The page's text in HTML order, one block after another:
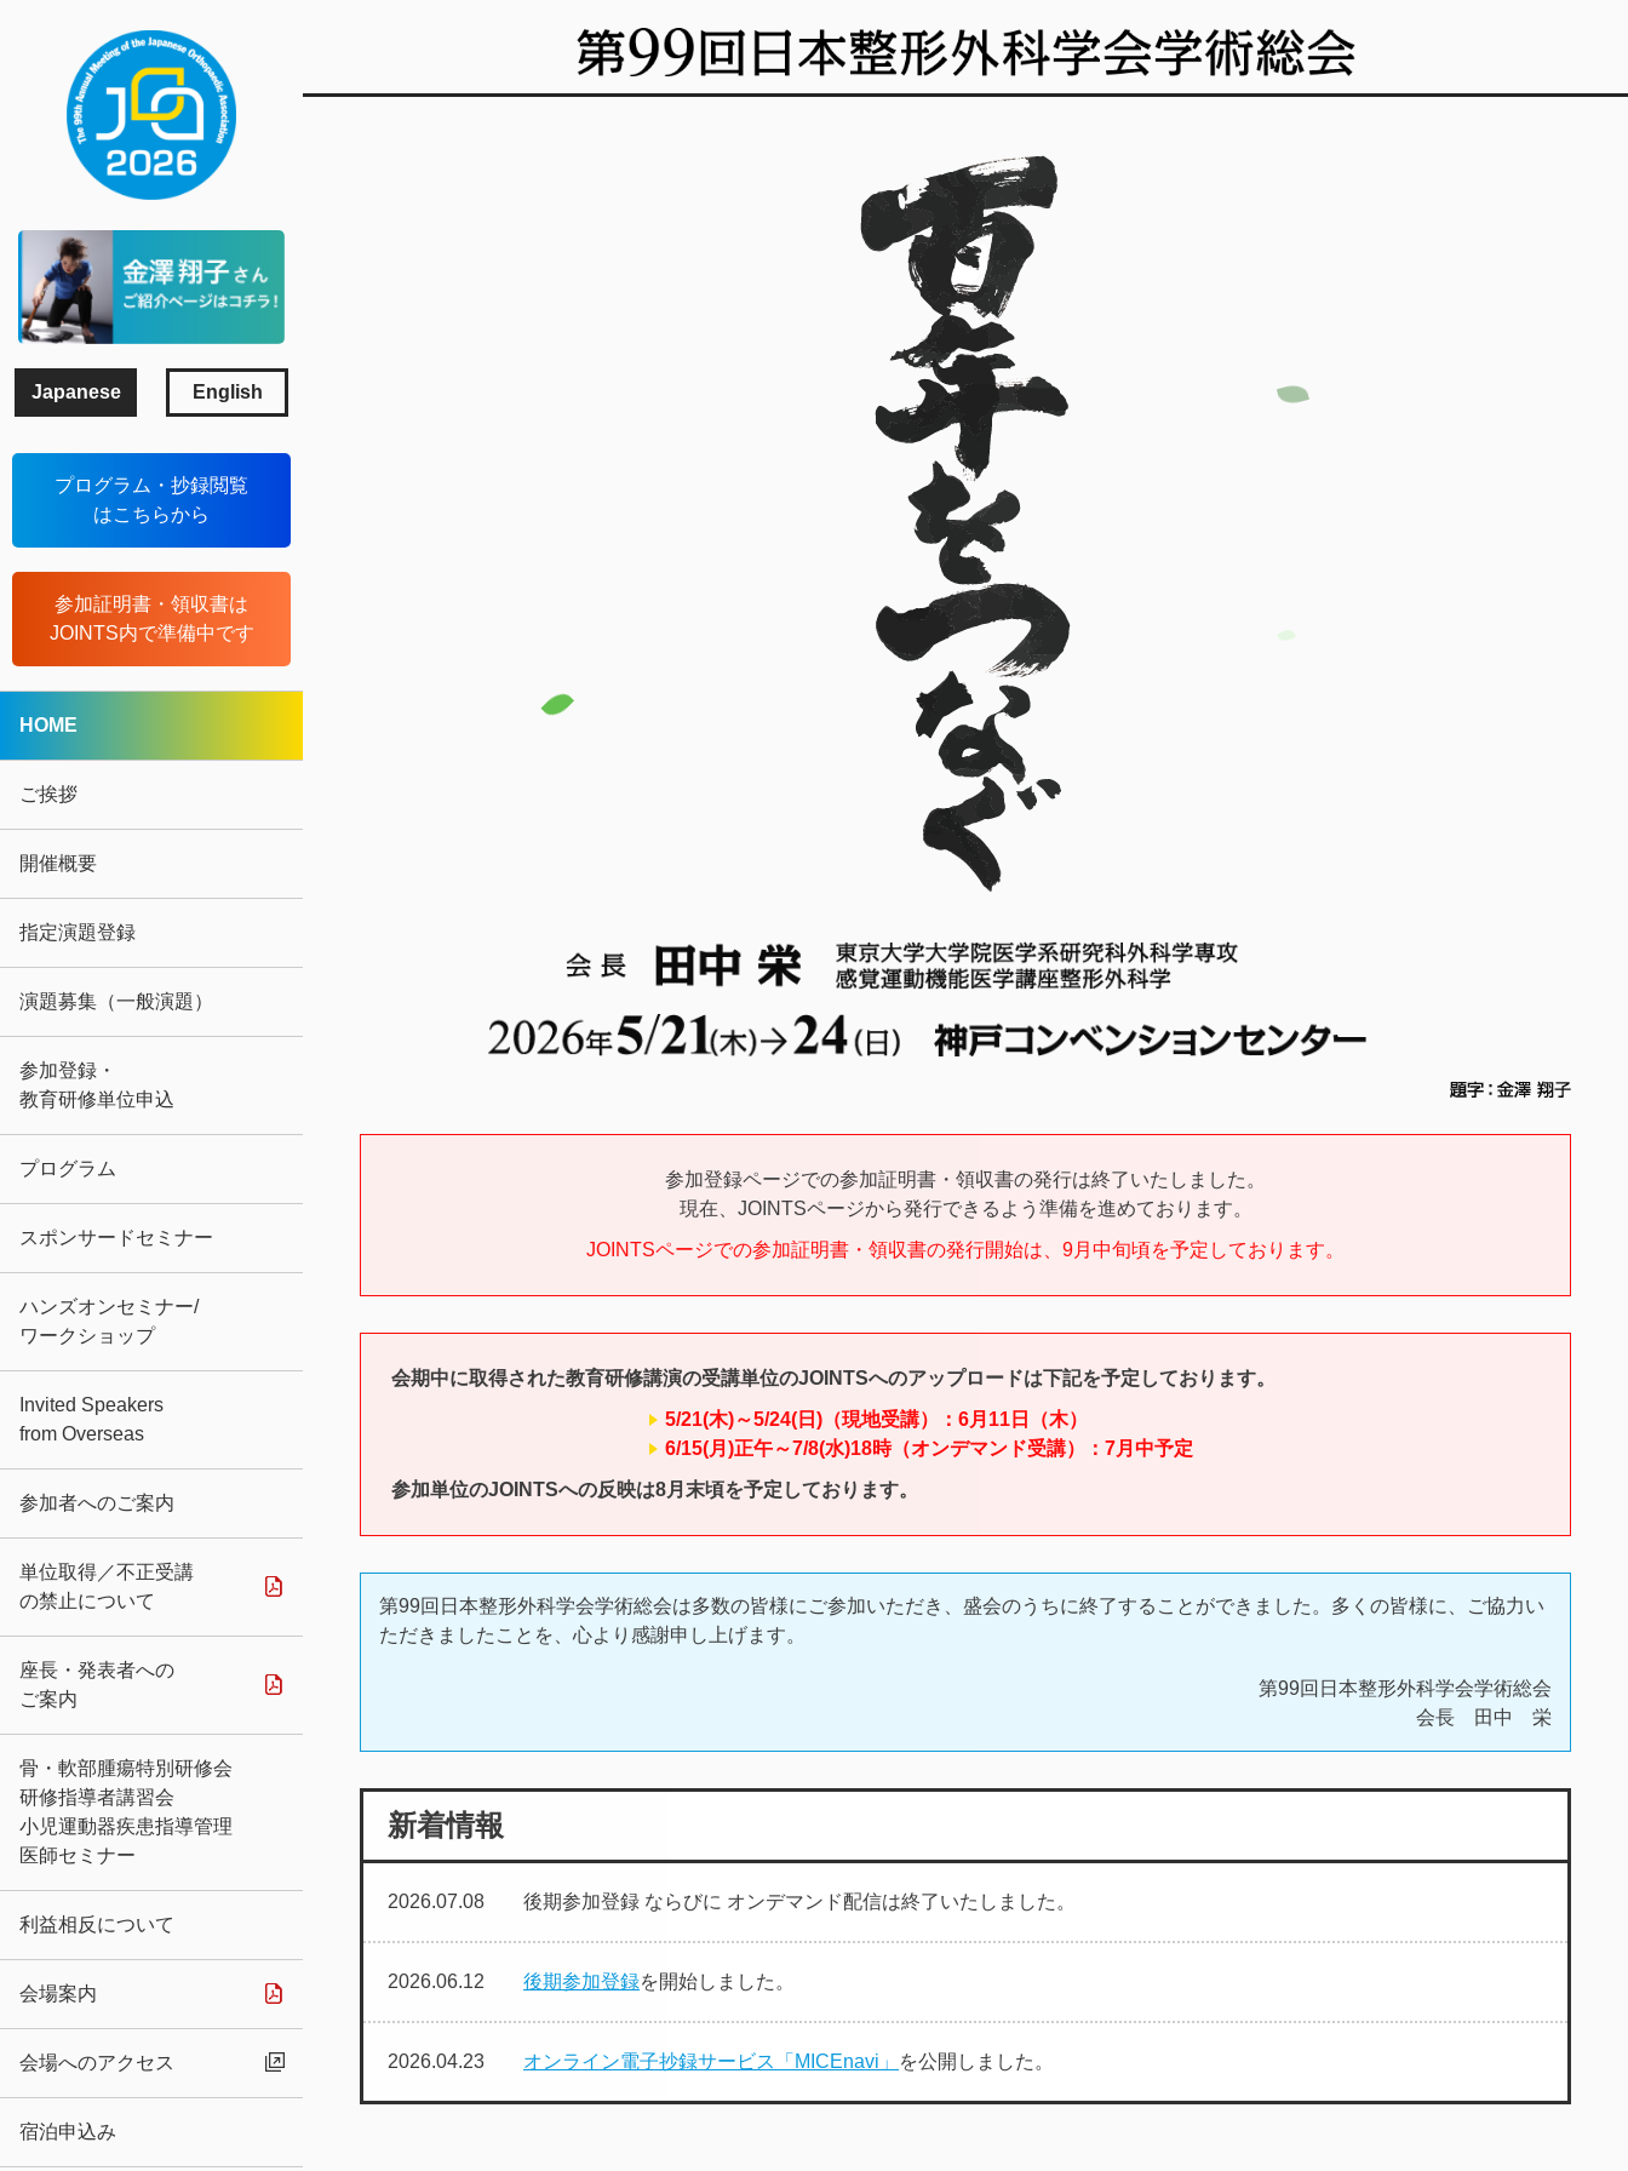
Japanese English
プログラム・抄録閲覧
はこちらから
参加証明書・領収書は
JOINTS内で準備中です
HOME
ご挨拶
開催概要
指定演題登録
演題募集（一般演題）
参加登録・
教育研修単位申込
プログラム
スポンサードセミナー
ハンズオンセミナー/
ワークショップ
Invited Speakers
from Overseas
参加者へのご案内
単位取得／不正受講
の禁止について
座長・発表者への
ご案内
骨・軟部腫瘍特別研修会
研修指導者講習会
小児運動器疾患指導管理
医師セミナー
利益相反について
会場案内
会場へのアクセス
宿泊申込み
参加登録ページでの参加証明書・領収書の発行は終了いたしました。
現在、JOINTSページから発行できるよう準備を進めております。
JOINTSページでの参加証明書・領収書の発行開始は、9月中旬頃を予定しております。
会期中に取得された教育研修講演の受講単位のJOINTSへのアップロードは下記を予定しております。
5/21(木)～5/24(日)（現地受講）：6月11日（木）
6/15(月)正午～7/8(水)18時（オンデマンド受講）：7月中予定
参加単位のJOINTSへの反映は8月末頃を予定しております。
第99回日本整形外科学会学術総会は多数の皆様にご参加いただき、盛会のうちに終了することができました。多くの皆様に、ご協力い
ただきましたことを、心より感謝申し上げます。
第99回日本整形外科学会学術総会
会長 田中 栄
新着情報
2026.07.08 後期参加登録 ならびに オンデマンド配信は終了いたしました。
2026.06.12 後期参加登録を開始しました。
2026.04.23 オンライン電子抄録サービス「MICEnavi」 を公開しました。